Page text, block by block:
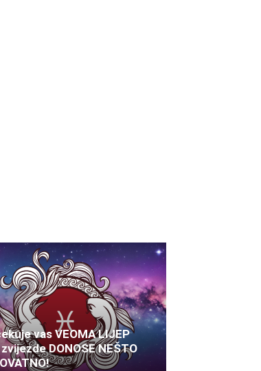
vas VEOMA LIJEP
zvijezde DONOSE NEŠTO